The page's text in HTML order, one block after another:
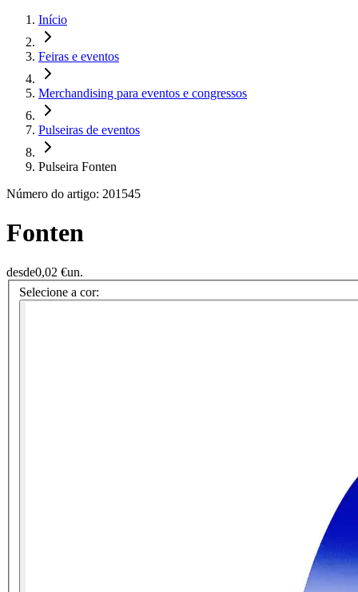
Início
Feiras e eventos
Merchandising para eventos e congressos
Pulseiras de eventos
Pulseira Fonten
Número do artigo: 201545
Fonten
desde0,02 €un.
Selecione a cor: